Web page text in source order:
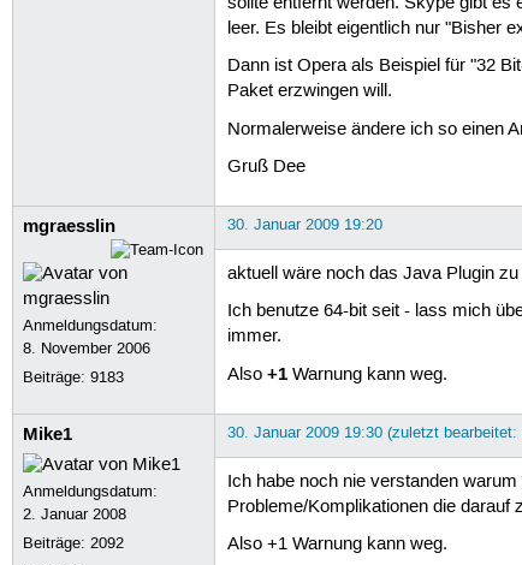
leer. Es bleibt eigentlich nur "Bisher
Dann ist Opera als Beispiel für "32
Paket erzwingen will.
Normalerweise ändere ich so einen
Gruß Dee
mgraesslin
Anmeldungsdatum:
8. November 2006
Beiträge:9183
30. Januar 2009 19:20
aktuell wäre noch das Java Plugin
Ich benutze 64-bit seit - lass mich
immer.
Also +1Warnung kann weg.
Mike1
Anmeldungsdatum:
2. Januar 2008
Beiträge:2092
30. Januar 2009 19:30 (zuletzt
Ich habe noch nie verstanden
Probleme/Komplikationen die darauf
Also +1 Warnung kann weg.